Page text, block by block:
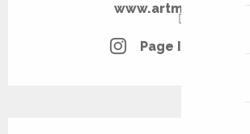
www.artmajeur.com
Page Instagram